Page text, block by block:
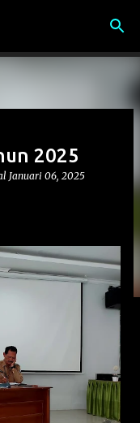
2025
Januari 06, 2025